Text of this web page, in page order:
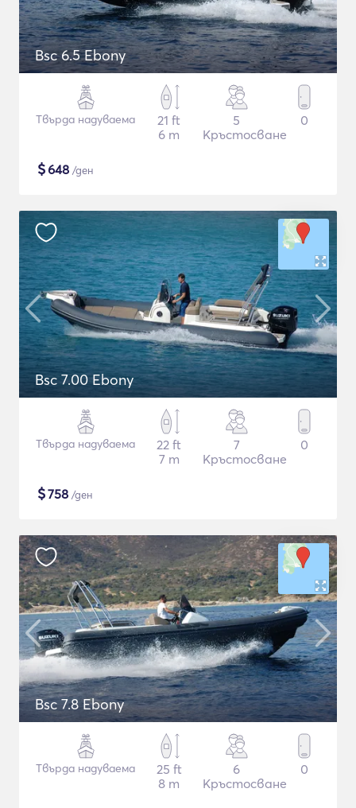
Bsc 6.5 Ebony
Твърда надуваема
21 ft
6 m
5
Кръстосване
0
$648 /ден
Bsc 7.00 Ebony
Твърда надуваема
22 ft
7 m
7
Кръстосване
0
$758 /ден
Bsc 7.8 Ebony
Твърда надуваема
25 ft
8 m
6
Кръстосване
0